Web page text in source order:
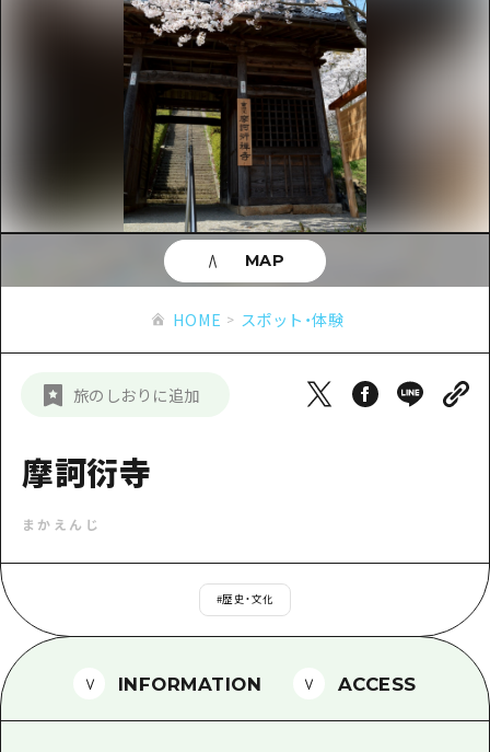
おすすめ
アート
イベント・祭り
グルメ・酒
サイクリング
ショッピング
スポーツ
ナイトライフ
定番
モデルコース一覧
Dive! Hiroshima 公式ガイド
広島もしもトラベル
あたらしい非日常
広島市周辺
安芸
備北
芸北
山口県東部
日帰り
2泊3日
スポット・体験
スポット・体験一覧
広島市周辺
安芸
備後
備北
芸北
山口県東部
イベント
旬情報
お役立ち情報
お役立ち情報一覧
アクセス
お得な周遊チケット
HIROSHIMA FREE Wi-Fi
観光案内所
広島県を訪れる外国人旅行者向け情報一
ボランティアガイド
新着情報
事業者・学校関係者の皆さま
HOME スポット・体験
旅のしおりに追加
摩訶衍寺
まかえんじ
#歴史・文化
MAP
INFORMATION ACCESS